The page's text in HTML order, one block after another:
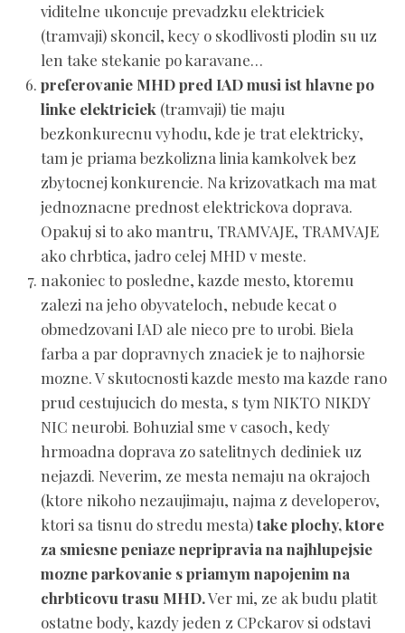
viditelne ukoncuje prevadzku elektriciek
(tramvaji) skoncil, kecy o skodlivosti plodin su uz
len take stekanie po karavane…
preferovanie MHD pred IAD musi ist hlavne po
linke elektriciek (tramvaji) tie maju
bezkonkurecnu vyhodu, kde je trat elektricky,
tam je priama bezkolizna linia kamkolvek bez
zbytocnej konkurencie. Na krizovatkach ma mat
jednoznacne prednost elektrickova doprava.
Opakuj si to ako mantru, TRAMVAJE, TRAMVAJE
ako chrbtica, jadro celej MHD v meste.
nakoniec to posledne, kazde mesto, ktoremu
zalezi na jeho obyvateloch, nebude kecat o
obmedzovani IAD ale nieco pre to urobi. Biela
farba a par dopravnych znaciek je to najhorsie
mozne. V skutocnosti kazde mesto ma kazde rano
prud cestujucich do mesta, s tym NIKTO NIKDY
NIC neurobi. Bohuzial sme v casoch, kedy
hrmoadna doprava zo satelitnych dediniek uz
nejazdi. Neverim, ze mesta nemaju na okrajoch
(ktore nikoho nezaujimaju, najma z developerov,
ktori sa tisnu do stredu mesta)take plochy, ktore
za smiesne peniaze nepripravia na najhlupejsie
mozne parkovanie s priamym napojenim na
chrbticovu trasu MHD.Ver mi, ze ak budu platit
ostatne body, kazdy jeden z CPckarov si odstavi